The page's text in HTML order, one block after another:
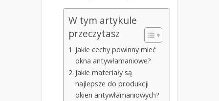
W tym artykule
przeczytasz
Jakie cechy powinny mieć
okna antywłamaniowe?
Jakie materiały są
najlepsze do produkcji
okien antywłamaniowych?